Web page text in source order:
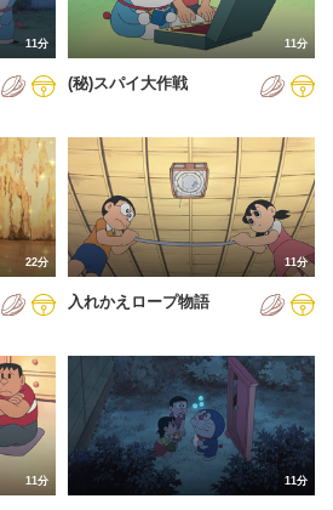
11分 11分
(秘)スパイ大作戦
22分 11分
入れかえロープ物語
11分 11分